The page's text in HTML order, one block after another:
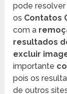
pode resolver
os Contatos
com a
resultados
excluir
importante
pois os
de outros